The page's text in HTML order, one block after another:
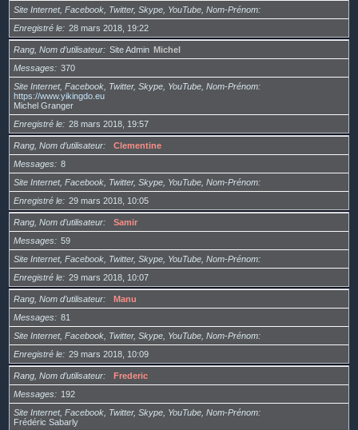
Site Internet, Facebook, Twitter, Skype, YouTube, Nom-Prénom
Enregistré le
28 mars 2018, 19:22
Rang, Nom d’utilisateur Site Admin Michel
Messages
370
Site Internet, Facebook, Twitter, Skype, YouTube, Nom-Prénom
https://www.yikingdo.eu
Michel Granger
Enregistré le
28 mars 2018, 19:57
Rang, Nom d’utilisateur
Clementine
Messages
8
Site Internet, Facebook, Twitter, Skype, YouTube, Nom-Prénom
Enregistré le
29 mars 2018, 10:05
Rang, Nom d’utilisateur
Samir
Messages
59
Site Internet, Facebook, Twitter, Skype, YouTube, Nom-Prénom
Enregistré le
29 mars 2018, 10:07
Rang, Nom d’utilisateur
Manu
Messages
81
Site Internet, Facebook, Twitter, Skype, YouTube, Nom-Prénom
Enregistré le
29 mars 2018, 10:09
Rang, Nom d’utilisateur
Frederic
Messages
192
Site Internet, Facebook, Twitter, Skype, YouTube, Nom-Prénom
Frédéric Sabarly